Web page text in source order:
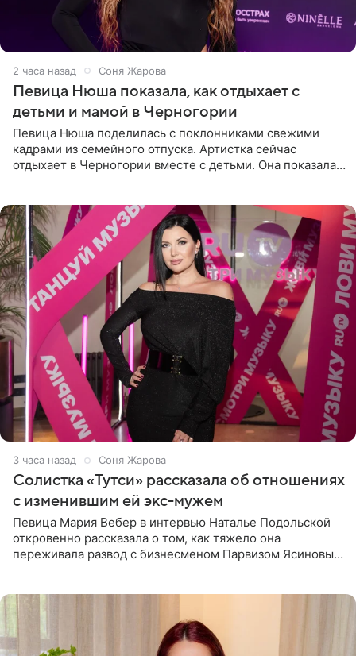
2 часа назад Соня Жарова
Певица Нюша показала, как отдыхает с
детьми и мамой в Черногории
Певица Нюша поделилась с поклонниками свежими
кадрами из семейного отпуска. Артистка сейчас
отдыхает в Черногории вместе с детьми. Она показала,
3 часа назад Соня Жарова
Солистка «Тутси» рассказала об отношениях
с изменившим ей экс-мужем
Певица Мария Вебер в интервью Наталье Подольской
откровенно рассказала о том, как тяжело она
переживала развод с бизнесменом Парвизом Ясиновым.